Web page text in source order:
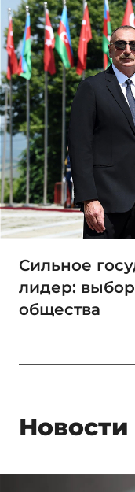
Сильное
лидер:
общества
Новости